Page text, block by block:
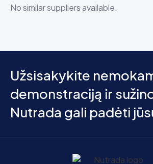
No similar suppliers available.
Užsisakykite
demonstraciją ir
Nutrada gali padėti
Pagrindinis